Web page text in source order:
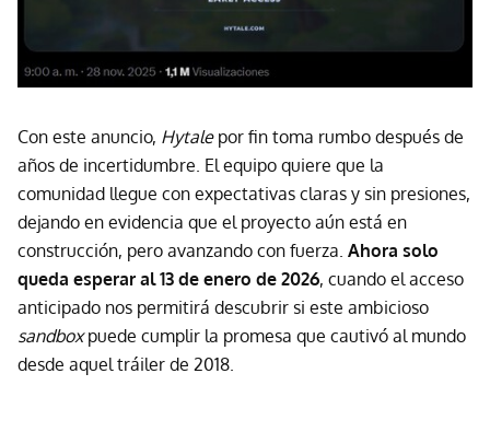
Con este anuncio, Hytale por fin toma rumbo después de
años de incertidumbre. El equipo quiere que la
comunidad llegue con expectativas claras y sin presiones,
dejando en evidencia que el proyecto aún está en
construcción, pero avanzando con fuerza. Ahora solo
queda esperar al 13 de enero de 2026, cuando el acceso
anticipado nos permitirá descubrir si este ambicioso
sandboxpuede cumplir la promesa que cautivó al mundo
desde aquel tráiler de 2018.